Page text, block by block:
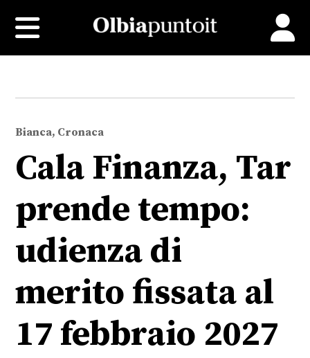
Bianca, Cronaca
Cala Finanza, Tar
prende tempo:
udienza di
merito fissata al
17 febbraio 2027